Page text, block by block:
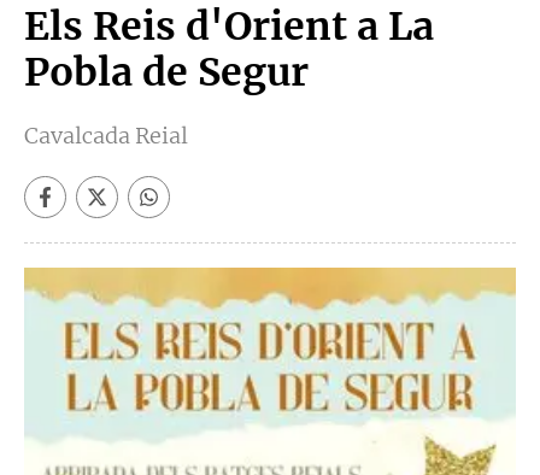
Els Reis d'Orient a La
Pobla de Segur
Cavalcada Reial